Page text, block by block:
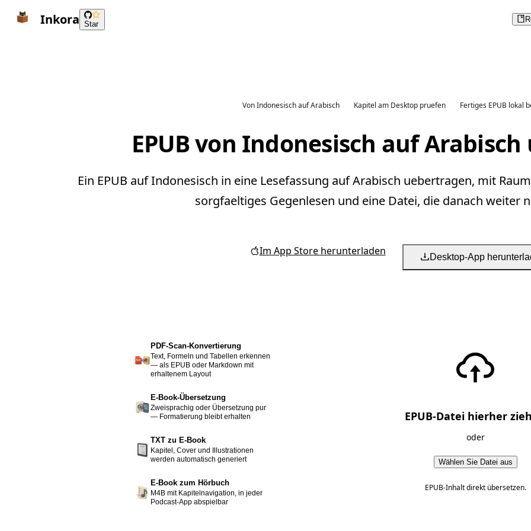
Inkora Star
Von Indonesisch auf Arabisch Kapitel am Desktop pruefen Fertiges EPUB lokal
EPUB von Indonesisch auf
Ein EPUB auf Indonesisch in eine Lesefassung auf Arabisch uebertragen, mit
sorgfaeltiges Gegenlesen und eine Datei, die danach weiter
Im App Store herunterladen Desktop-App
PDF-Scan-Konvertierung
Text, Formeln und Tabellen erkennen
— als EPUB oder Markdown mit
erhaltenem Layout
E-Book-Übersetzung
Zweisprachig oder Übersetzung pur
— Formatierung bleibt erhalten
TXT zu E-Book
Kapitel, Cover und Illustrationen
werden automatisch generiert
E-Book zum Hörbuch
M4B mit Kapitelnavigation, in jeder
Podcast-App abspielbar
EPUB-Datei hierher
oder
Wählen Sie Datei aus
EPUB-Inhalt direkt übersetzen.